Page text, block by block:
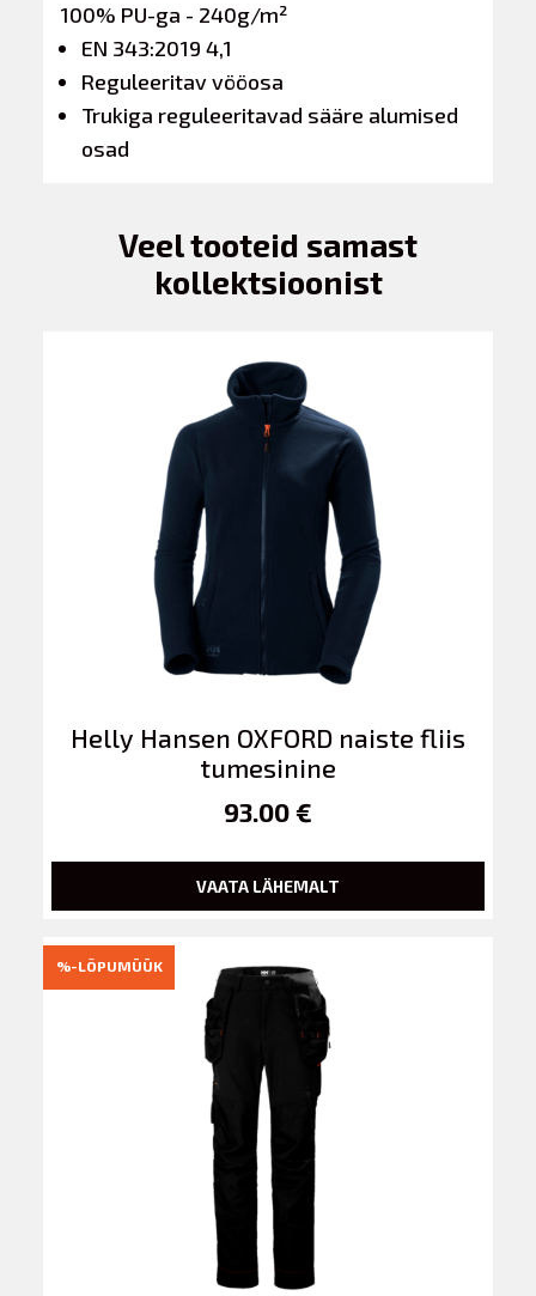
100% PU-ga - 240g/m²
EN 343:2019 4,1
Reguleeritav vööosa
Trukiga reguleeritavad sääre alumised
osad
Veel tooteid samast
kollektsioonist
Helly Hansen OXFORD naiste fliis
tumesinine
93.00 €
VAATA LÄHEMALT
%-LÕPUMÜÜK